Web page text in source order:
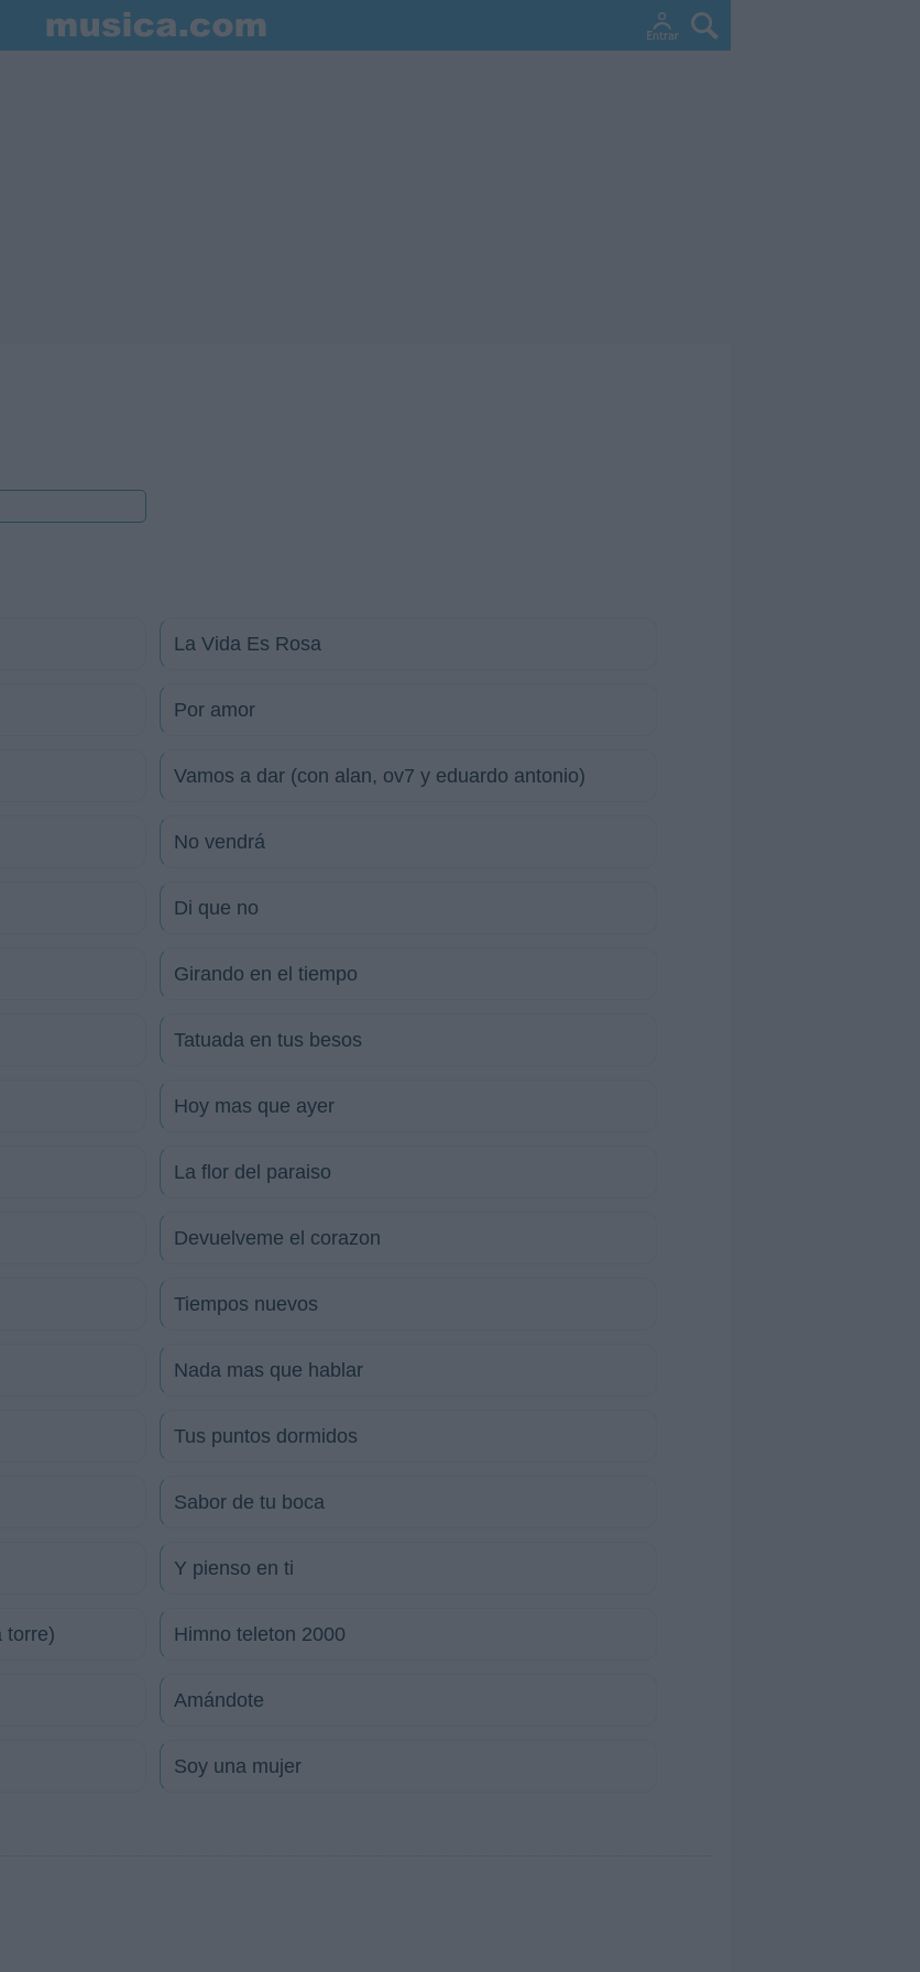
La Vida Es Rosa
Por amor
Vamos a dar (con alan, ov7 y eduardo antonio)
No vendrá
Di que no
Girando en el tiempo
Tatuada en tus besos
Hoy mas que ayer
La flor del paraiso
Devuelveme el corazon
Tiempos nuevos
Nada mas que hablar
Tus puntos dormidos
Sabor de tu boca
Y pienso en ti
torre) Himno teleton 2000
Amándote
Soy una mujer